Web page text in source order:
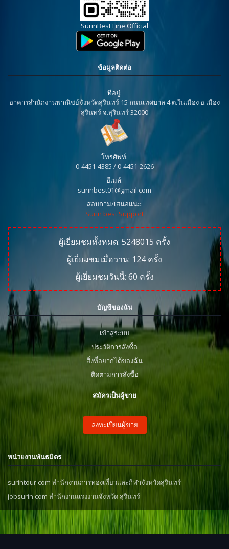
SurinBest Line Official
ข้อมูลติดต่อ
ที่อยู่:
อาคารสำนักงานพาณิชย์จังหวัดสุรินทร์ 15 ถนนเทศบาล 4 ต.ในเมือง อ.เมือง
สุรินทร์ จ.สุรินทร์ 32000
โทรศัพท์:
0-4451-4385 / 0-4451-2626
อีเมล์:
surinbest01@gmail.com
สอบถาม/เสนอแนะ:
Surin best Support
ผู้เยี่ยมชมทั้งหมด: 5248015 ครั้ง
ผู้เยี่ยมชมเมื่อวาน: 124ครั้ง
ผู้เยี่ยมชมวันนี้: 60 ครั้ง
บัญชีของฉัน
เข้าสู่ระบบ
ประวัติการสั่งซื้อ
สิ่งที่อยากได้ของฉัน
ติดตามการสั่งซื้อ
สมัครเป็นผู้ขาย
ลงทะเบียนผู้ขาย
หน่วยงานพันธมิตร
surintour.com สำนักงานการท่องเที่ยวและกีฬาจังหวัดสุรินทร์
jobsurin.com สำนักงานแรงงานจังหวัด สุรินทร์